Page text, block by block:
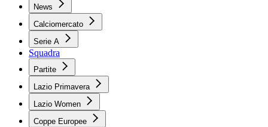
News
Calciomercato
Serie A
Squadra
Partite
Lazio Primavera
Lazio Women
Coppe Europee